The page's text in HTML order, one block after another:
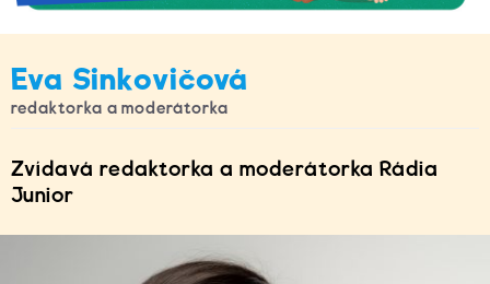
Eva Sinkovičová
redaktorka a moderátorka
Zvídavá redaktorka a moderátorka Rádia
Junior